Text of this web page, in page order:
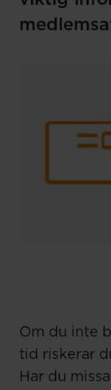
Om du inte
tid riskerar
Har du